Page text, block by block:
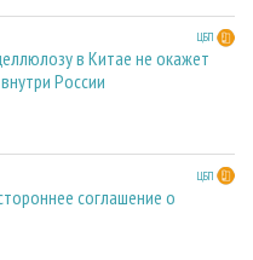
ЦБП
в Китае не окажет
России
ЦБП
соглашение о